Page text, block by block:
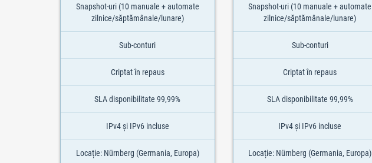
Snapshot-uri (10 manuale + automate
zilnice/săptămânale/lunare)
Sub-conturi
Criptat în repaus
SLA disponibilitate 99,99%
IPv4 și IPv6 incluse
Locație: Nürnberg (Germania, Europa)
Snapshot-uri (10 manuale + automate
zilnice/săptămânale/lunare)
Sub-conturi
Criptat în repaus
SLA disponibilitate 99,99%
IPv4 și IPv6 incluse
Locație: Nürnberg (Germania, Europa)